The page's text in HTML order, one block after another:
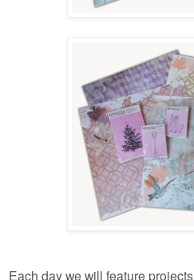
Each day we will feature